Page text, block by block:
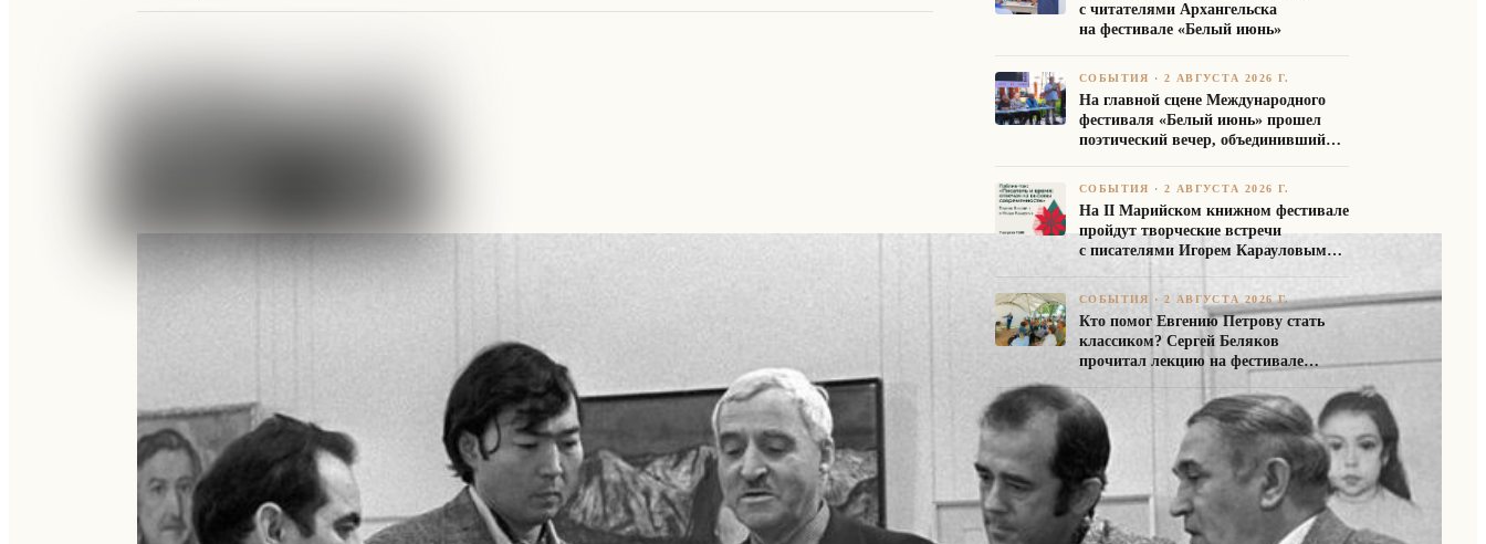
с читателями Архангельска
на фестивале «Белый июнь»
СОБЫТИЯ ·2 АВГУСТА 2026 Г.
На главной сцене Международного
фестиваля «Белый июнь» прошел
поэтический вечер, объединивший
СОБЫТИЯ ·2 АВГУСТА 2026 Г.
На II Марийском книжном фестивале
пройдут творческие встречи
с писателями Игорем Карауловым
СОБЫТИЯ ·2 АВГУСТА 2026 Г.
Кто помог Евгению Петрову стать
классиком? Сергей Беляков
прочитал лекцию на фестивале